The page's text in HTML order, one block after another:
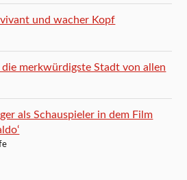
und wacher Kopf
die merkwürdigste Stadt von allen
als Schauspieler in dem Film